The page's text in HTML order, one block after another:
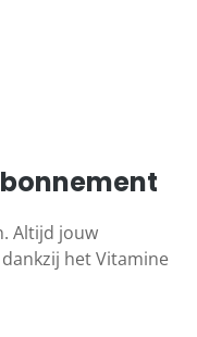
Altijd jouw
het Vitamine